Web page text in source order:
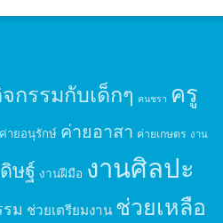
กรรมกับเด็กๆ คนชรา ครู
ค่ายอนุรักษ์ ค่ายอาสา ค่ายเกษตร งาน
ษฐ์ งานฝีมือ งานศิลปะ
ม ช่วยเตรียมงาน ช่วยเหลือ